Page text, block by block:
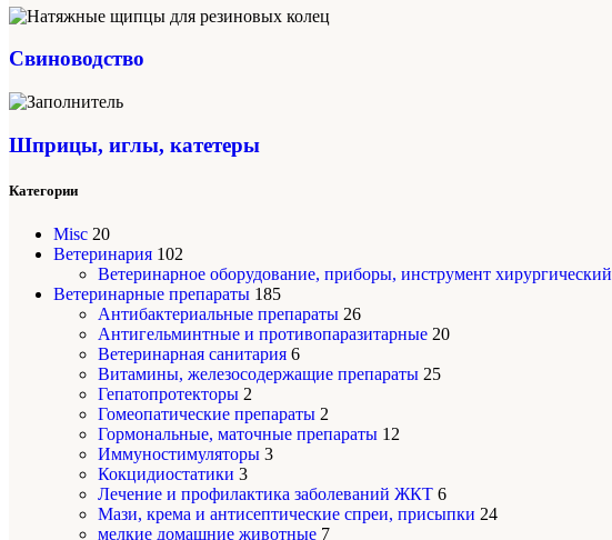
Свиноводство
Шприцы, иглы, катетеры
Категории
Misc 20
Ветеринария 102
Ветеринарное оборудование, приборы, инструмент хирургический
Ветеринарные препараты 185
Антибактериальные препараты 26
Антигельминтные и противопаразитарные 20
Ветеринарная санитария 6
Витамины, железосодержащие препараты 25
Гепатопротекторы 2
Гомеопатические препараты 2
Гормональные, маточные препараты 12
Иммуностимуляторы 3
Кокцидиостатики 3
Лечение и профилактика заболеваний ЖКТ 6
Мази, крема и антисептические спреи, присыпки 24
мелкие домашние животные 7